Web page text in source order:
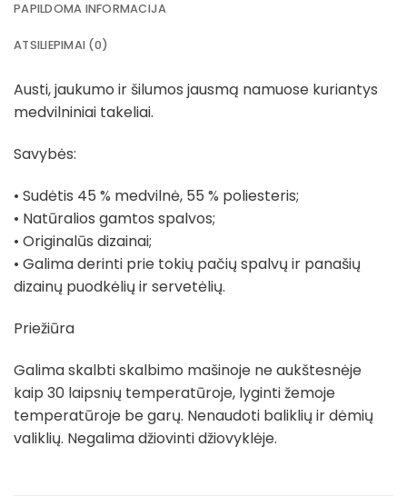
PAPILDOMA INFORMACIJA
ATSILIEPIMAI (0)
Austi, jaukumo ir šilumos jausmą namuose kuriantys
medvilniniai takeliai.
Savybės:
• Sudėtis 45 % medvilnė, 55 % poliesteris;
• Natūralios gamtos spalvos;
• Originalūs dizainai;
• Galima derinti prie tokių pačių spalvų ir panašių
dizainų puodkėlių ir servetėlių.
Priežiūra
Galima skalbti skalbimo mašinoje ne aukštesnėje
kaip 30 laipsnių temperatūroje, lyginti žemoje
temperatūroje be garų. Nenaudoti baliklių ir dėmių
valiklių. Negalima džiovinti džiovyklėje.